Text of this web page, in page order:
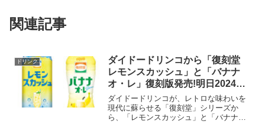
関連記事
ドリンク
ダイドードリンコから「復刻堂
レモンスカッシュ」と「バナナ
オ・レ」復刻版発売!明日2024年3
月25日から
ダイドードリンコが、レトロな味わいを
現代に蘇らせる「復刻堂」シリーズか
ら、「レモンスカッシュ」と「バナナ